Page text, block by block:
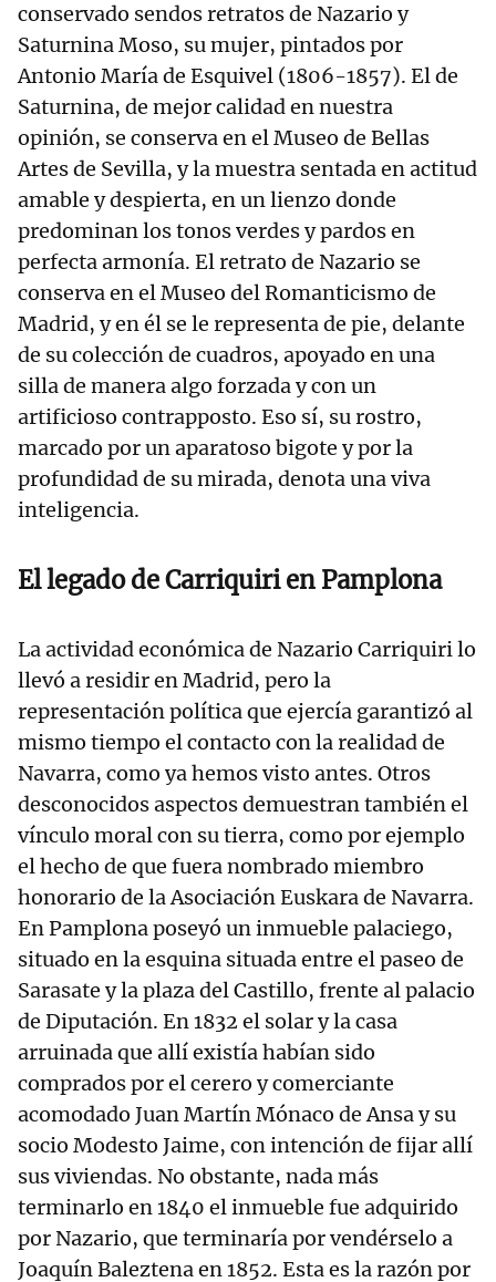
conservado sendos retratos de Nazario y
Saturnina Moso, su mujer, pintados por
Antonio María de Esquivel (1806-1857). El de
Saturnina, de mejor calidad en nuestra
opinión, se conserva en el Museo de Bellas
Artes de Sevilla, y la muestra sentada en actitud
amable y despierta, en un lienzo donde
predominan los tonos verdes y pardos en
perfecta armonía. El retrato de Nazario se
conserva en el Museo del Romanticismo de
Madrid, y en él se le representa de pie, delante
de su colección de cuadros, apoyado en una
silla de manera algo forzada y con un
artificioso contrapposto. Eso sí, su rostro,
marcado por un aparatoso bigote y por la
profundidad de su mirada, denota una viva
inteligencia.
El legado de Carriquiri en Pamplona
La actividad económica de Nazario Carriquiri lo
llevó a residir en Madrid, pero la
representación política que ejercía garantizó al
mismo tiempo el contacto con la realidad de
Navarra, como ya hemos visto antes. Otros
desconocidos aspectos demuestran también el
vínculo moral con su tierra, como por ejemplo
el hecho de que fuera nombrado miembro
honorario de la Asociación Euskara de Navarra.
En Pamplona poseyó un inmueble palaciego,
situado en la esquina situada entre el paseo de
Sarasate y la plaza del Castillo, frente al palacio
de Diputación. En 1832 el solar y la casa
arruinada que allí existía habían sido
comprados por el cerero y comerciante
acomodado Juan Martín Mónaco de Ansa y su
socio Modesto Jaime, con intención de fijar allí
sus viviendas. No obstante, nada más
terminarlo en 1840 el inmueble fue adquirido
por Nazario, que terminaría por vendérselo a
Joaquín Baleztena en 1852. Esta es la razón por